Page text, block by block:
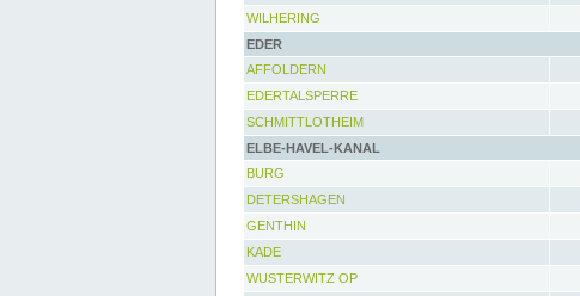
WILHERING
EDER
AFFOLDERN
EDERTALSPERRE
SCHMITTLOTHEIM
ELBE-HAVEL-KANAL
BURG
DETERSHAGEN
GENTHIN
KADE
WUSTERWITZ OP